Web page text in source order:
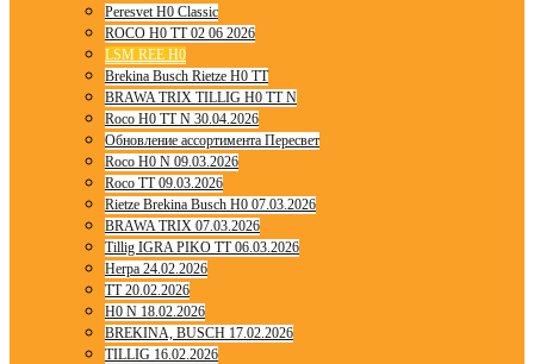
Peresvet H0 Classic
ROCO H0 TT 02 06 2026
LSM REE H0
Brekina Busch Rietze H0 TT
BRAWA TRIX TILLIG H0 TT N
Roco H0 TT N 30.04.2026
Обновление ассортимента Пересвет
Roco H0 N 09.03.2026
Roco TT 09.03.2026
Rietze Brekina Busch H0 07.03.2026
BRAWA TRIX 07.03.2026
Tillig IGRA PIKO TT 06.03.2026
Herpa 24.02.2026
TT 20.02.2026
H0 N 18.02.2026
BREKINA, BUSCH 17.02.2026
TILLIG 16.02.2026